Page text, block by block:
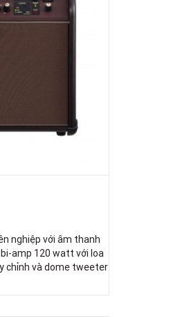
nghiệp với âm thanh
amp 120 watt với loa
chỉnh và dome tweeter